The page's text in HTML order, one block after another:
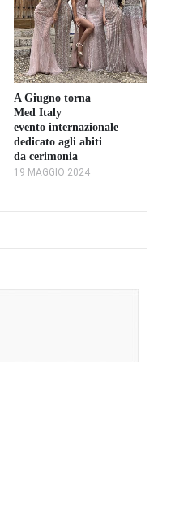
A Giugno torna
Med Italy
evento internazionale
dedicato agli abiti
da cerimonia
19 MAGGIO 2024